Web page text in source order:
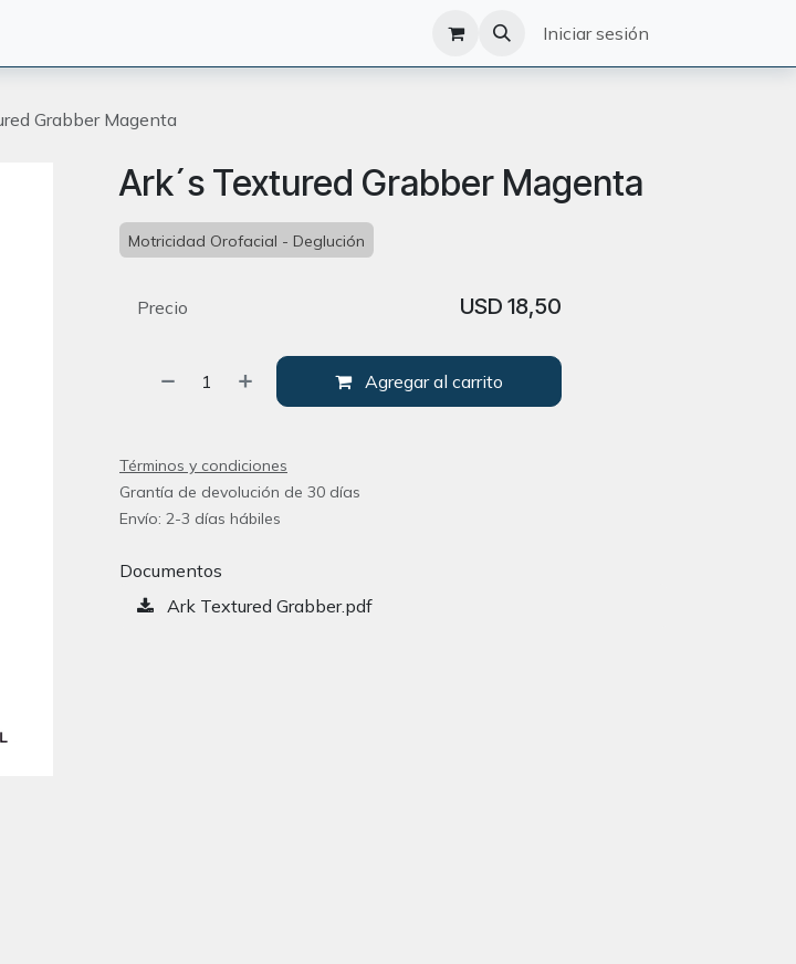
Iniciar sesión
Grabber Magenta
Ark´s Textured Grabber Magenta
Motricidad Orofacial - Deglución
Agregar al carrito
Precio USD 18,50
Términos y condiciones
Grantía de devolución de 30 días
Envío: 2-3 días hábiles
Documentos
Ark Textured Grabber.pdf